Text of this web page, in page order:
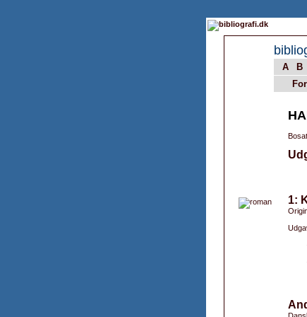
A B
1: